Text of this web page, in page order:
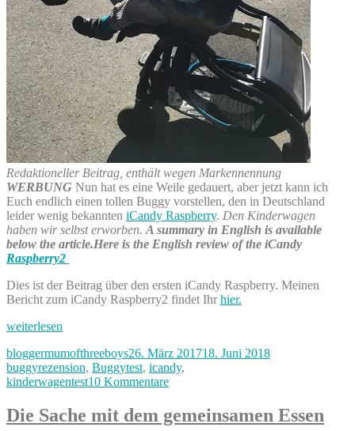
Redaktioneller Beitrag, enthält wegen Markennennung
WERBUNG Nun hat es eine Weile gedauert, aber jetzt kann ich
Euch endlich einen tollen Buggy vorstellen, den in Deutschland
leider wenig bekannten iCandy Raspberry. Den Kinderwagen
haben wir selbst erworben. A summary in English is available
below the article.Here is the English review of the iCandy
Raspberry2
Dies ist der Beitrag über den ersten iCandy Raspberry. Meinen
Bericht zum iCandy Raspberry2 findet Ihrhier.
„Buggytest:
Raspberry
Buggy“
weiterlesen
Autor
bloggermumofthreeboysVeröffentlicht
am
26. März 201718. Juni 2018Kategorien
buggyrezension, Buggytest, icandy,
kinderwagentest10 Kommentarezu
iCandy
Raspberry
Die Sache mit dem gemeinsamen Essen